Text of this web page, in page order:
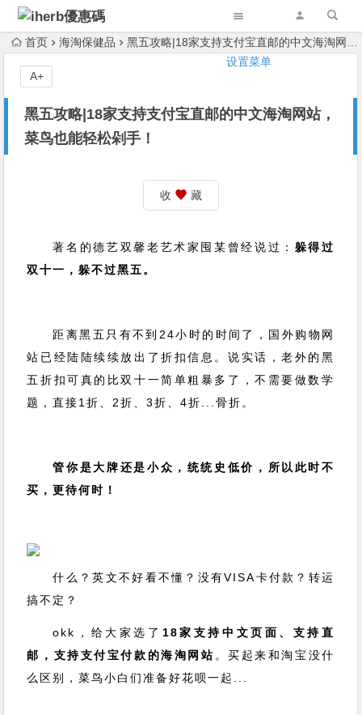
设置菜单
首页 海淘保健品 黑五攻略|18家支持支付宝直邮的中文海淘网站，菜鸟也能轻松剁手！
黑五攻略|18家支持支付宝直邮的中文海淘网站，
菜鸟也能轻松剁手！
A+
收 藏
著名的德艺双馨老艺术家囤某曾经说过： 躲得过
双十一，躲不过黑五。
距离黑五只有不到24小时的时间了，国外购物网
站已经陆陆续续放出了折扣信息。说实话，老外的黑
五折扣可真的比双十一简单粗暴多了，不需要做数学
题，直接1折、2折、3折、4折...骨折。
管你是大牌还是小众，统统史低价，所以此时不
买，更待何时！
什么？英文不好看不懂？没有VISA卡付款？转运
搞不定？
okk，给大家选了 18家支持中文页面、支持直
邮，支持支付宝付款的海淘网站 。买起来和淘宝没什
么区别，菜鸟小白们准备好花呗一起...